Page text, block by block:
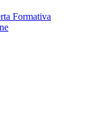
Formativa